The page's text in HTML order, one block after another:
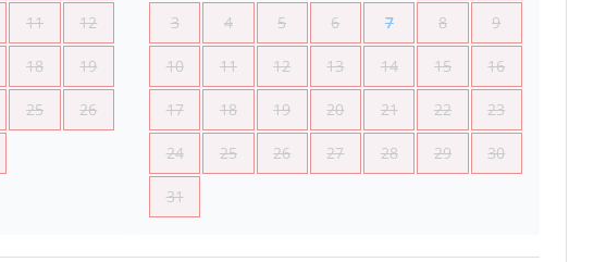
11 12
18 19
25 26
3 4 5 6 7 8 9
10 11 12 13 14 15 16
17 18 19 20 21 22 23
24 25 26 27 28 29 30
31